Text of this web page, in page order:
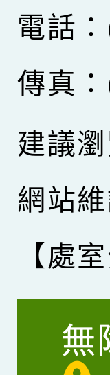
電話
傳真
建議
網站
【處